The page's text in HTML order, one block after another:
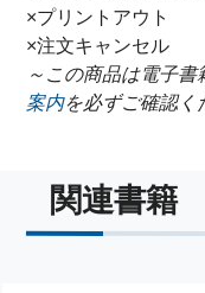
×プリントアウト
×注文キャンセル
～この商品は電子書
案内を必ずご確認く
関連書籍